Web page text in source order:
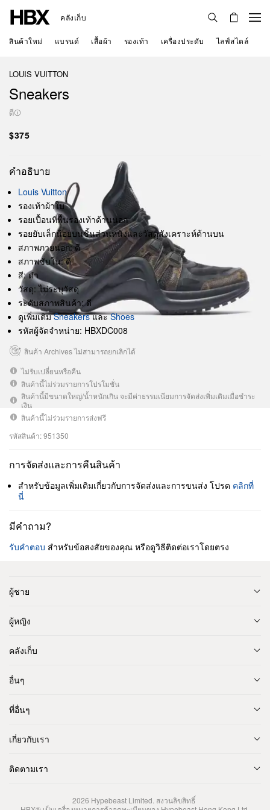
คลังเก็บ
สินค้าใหม่ แบรนด์ เสื้อผ้า รองเท้า เครื่องประดับ ไลฟ์สไตล์
LOUIS VUITTON
Sneakers
ดี
$375
คำอธิบาย
Louis Vuitton
รองเท้าผ้าใบ
รอยเปื้อนที่พื้นรองเท้าด้านนอก
รอยยับเล็กน้อยบนชิ้นส่วนหนังและวัสดุสังเคราะห์ด้านบน
สภาพภายนอก: ดี
สภาพซับใน: ดี
สี: ดำ
วัสดุ: ไม่ระบุวัสดุ
ระดับสภาพสินค้า: ดี
ดูเพิ่มเติมSneakersและShoes
รหัสผู้จัดจำหน่าย: HBXDC008
สินค้า Archives ไม่สามารถยกเลิกได้
ไม่รับเปลี่ยนหรือคืน
สินค้านี้ไม่ร่วมรายการโปรโมชั่น
สินค้านี้มีขนาดใหญ่/น้ำหนักเกิน จะมีค่าธรรมเนียมการจัดส่งเพิ่มเติมเมื่อชำระ
เงิน
สินค้านี้ไม่ร่วมรายการส่งฟรี
รหัสสินค้า: 951350
การจัดส่งและการคืนสินค้า
สำหรับข้อมูลเพิ่มเติมเกี่ยวกับการจัดส่งและการขนส่ง โปรด คลิกที่
นี่
มีคำถาม?
รับคำตอบ สำหรับข้อสงสัยของคุณ หรือดูวิธีติดต่อเราโดยตรง
ผู้ชาย
ผู้หญิง
คลังเก็บ
อื่นๆ
ที่อื่นๆ
เกี่ยวกับเรา
ติดตามเรา
2026 Hypebeast Limited. สงวนลิขสิทธิ์